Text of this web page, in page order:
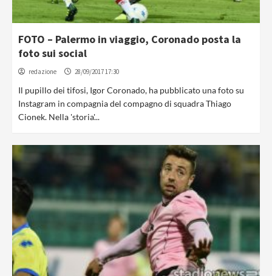
FOTO – Palermo in viaggio, Coronado posta la
foto sui social
redazione 28/09/2017 17:30
Il pupillo dei tifosi, Igor Coronado, ha pubblicato una foto su
Instagram in compagnia del compagno di squadra Thiago
Cionek. Nella 'storia'...